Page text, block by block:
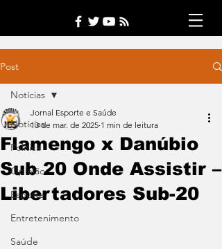
Post
Notícias
Política
Opinião
Esporte
Entretenimento
Saúde
Notícias
Flamengo x Danúbio
Sub 20 Onde Assistir –
Libertadores Sub-20
Jornal Esporte e Saúde
13 de mar. de 2025 1 min de leitura